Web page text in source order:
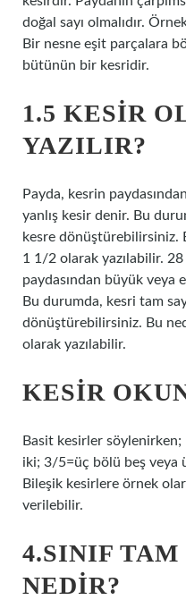
doğal sayı olmalıdır.
Bir nesne eşit parçalara
bütünün bir kesridir.
1.5 KESIR
YAZILIR?
Payda, kesrin
yanlış kesir denir. Bu
kesre dönüştürebilirsiniz.
1 1/2 olarak yazılabilir.
paydasından büyük veya
Bu durumda, kesri tam
dönüştürebilirsiniz. Bu
olarak yazılabilir.
KESIR
Basit kesirler
iki; 3/5=üç bölü beş veya
Bileşik kesirlere örnek
verilebilir.
4.SINIF
NEDIR?